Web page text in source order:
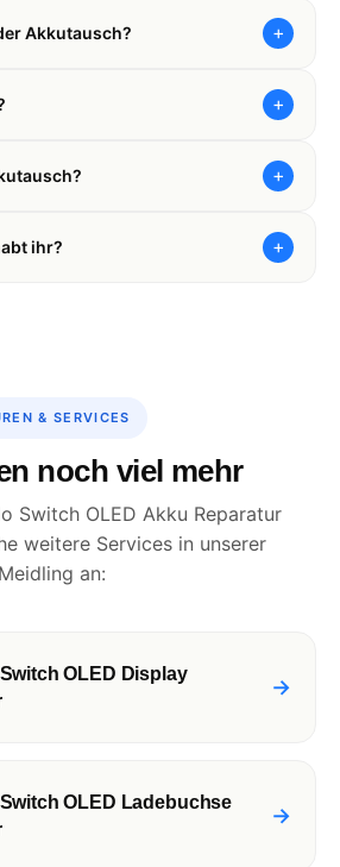
Akkutausch? +
+
+
ihr? +
& SERVICES
noch viel mehr
Switch OLED Akku Reparatur
weitere Services in unserer
an:
OLED Display
→
OLED Ladebuchse
→